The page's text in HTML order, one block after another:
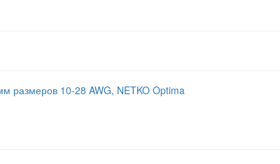
размеров 10-28 AWG, NETKO Optima